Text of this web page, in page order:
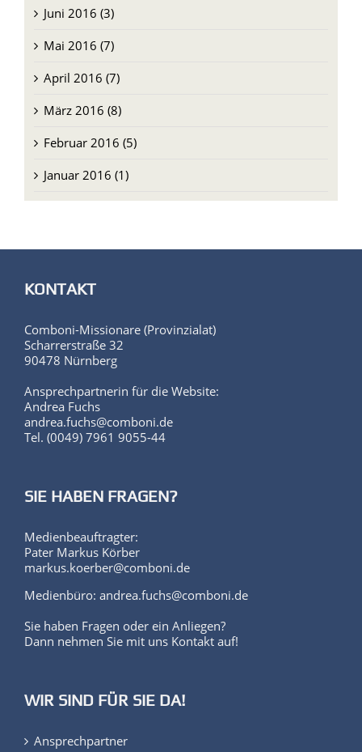
Juni 2016 (3)
Mai 2016 (7)
April 2016 (7)
März 2016 (8)
Februar 2016 (5)
Januar 2016 (1)
KONTAKT
Comboni-Missionare (Provinzialat)
Scharrerstraße 32
90478 Nürnberg
Ansprechpartnerin für die Website:
Andrea Fuchs
andrea.fuchs@comboni.de
Tel. (0049) 7961 9055-44
SIE HABEN FRAGEN?
Medienbeauftragter:
Pater Markus Körber
markus.koerber@comboni.de
Medienbüro: andrea.fuchs@comboni.de
Sie haben Fragen oder ein Anliegen?
WIR SIND FÜR SIE DA!